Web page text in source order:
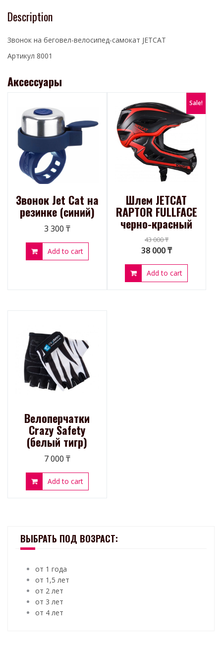
Description
Звонок на беговел-велосипед-самокат JETCAT
Артикул 8001
Аксессуары
Звонок Jet Cat на
резинке (синий)
3 300 ₸
Add to cart
Sale!
Шлем JETCAT
RAPTOR FULLFACE
черно-красный
43 000₸
38 000₸
Add to cart
Велоперчатки
Crazy Safety
(белый тигр)
7 000 ₸
Add to cart
ВЫБРАТЬ ПОД ВОЗРАСТ:
от 1 года
от 1,5 лет
от 2 лет
от 3 лет
от 4 лет